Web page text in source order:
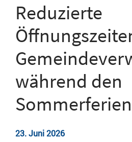
Reduzierte
während den
Sommerferien
23. Juni 2026